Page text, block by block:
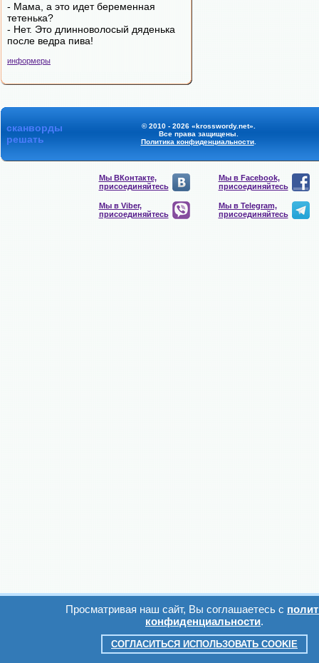
- Мама, а это идет беременная
тетенька?
- Нет. Это длинноволосый дяденька
после ведра пива!
информеры
сканворды
решать
© 2010 - 2026 «krosswordy.net».
Все права защищены.
Политика конфиденциальности.
Мы ВКонтакте,
присоединяйтесь
Мы в Facebook,
присоединяйтесь
Мы в Viber,
присоединяйтесь
Мы в Telegram,
присоединяйтесь
Просматривая наш сайт, Вы соглашаетесь с
конфиденциальности.
СОГЛАСИТЬСЯ ИСПОЛЬЗОВАТЬ COOKIE